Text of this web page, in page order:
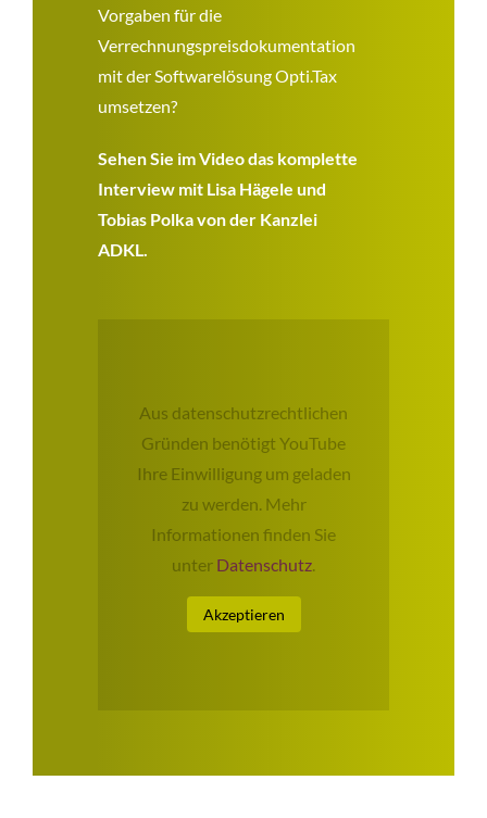
Vorgaben für die
Verrechnungspreisdokumentation
mit der Softwarelösung Opti.Tax
umsetzen?
Sehen Sie im Video das komplette
Interview mit Lisa Hägele und
Tobias Polka von der Kanzlei
ADKL.
Aus datenschutzrechtlichen
Gründen benötigt YouTube
Ihre Einwilligung um geladen
zu werden. Mehr
Informationen finden Sie
unter Datenschutz
Akzeptieren